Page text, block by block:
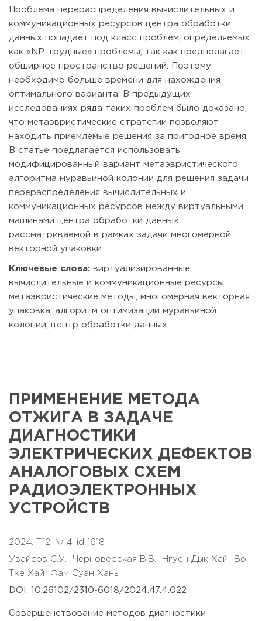
Проблема перераспределения вычислительных и
коммуникационных ресурсов центра обработки
данных попадает под класс проблем, определяемых
как «NP-трудные» проблемы, так как предполагает
обширное пространство решений. Поэтому
необходимо больше времени для нахождения
оптимального варианта. В предыдущих
исследованиях ряда таких проблем было доказано,
что метаэвристические стратегии позволяют
находить приемлемые решения за пригодное время.
В статье предлагается использовать
модифицированный вариант метаэвристического
алгоритма муравьиной колонии для решения задачи
перераспределения вычислительных и
коммуникационных ресурсов между виртуальными
машинами центра обработки данных,
рассматриваемой в рамках задачи многомерной
векторной упаковки.
Ключевые слова: виртуализированные
вычислительные и коммуникационные ресурсы,
метаэвристические методы, многомерная векторная
упаковка, алгоритм оптимизации муравьиной
колонии, центр обработки данных
ПРИМЕНЕНИЕ МЕТОДА
ОТЖИГА В ЗАДАЧЕ
ДИАГНОСТИКИ
ЭЛЕКТРИЧЕСКИХ ДЕФЕКТОВ
АНАЛОГОВЫХ СХЕМ
РАДИОЭЛЕКТРОННЫХ
УСТРОЙСТВ
2024. T.12. № 4. id 1618
Увайсов С.У. Черноверская В.В. Нгуен Дык Хай
Во
Тхе Хай Фам Суан Хань
DOI: 10.26102/2310-6018/2024.47.4.022
Совершенствование методов диагностики